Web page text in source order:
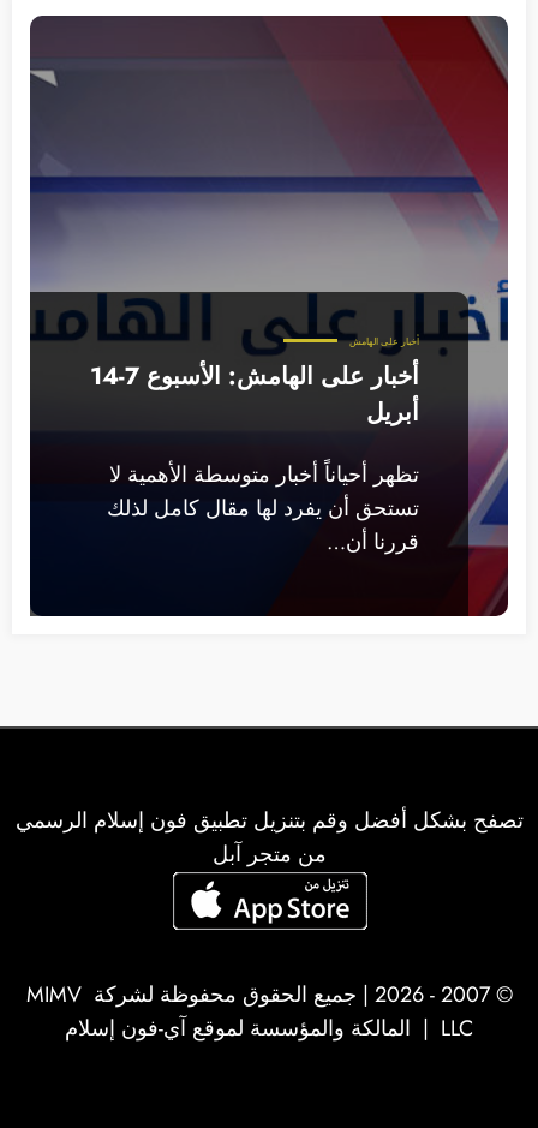
أخبار على الهامش
أخبار على الهامش: الأسبوع 7-14
أبريل
تظهر أحياناً أخبار متوسطة الأهمية لا
تستحق أن يفرد لها مقال كامل لذلك
قررنا أن…
تصفح بشكل أفضل وقم بتنزيل تطبيق فون إسلام الرسمي
من متجر آبل
© 2007 - 2026 | جميع الحقوق محفوظة لشركة
MIMV
LLC | المالكة والمؤسسة لموقع آي-فون إسلام